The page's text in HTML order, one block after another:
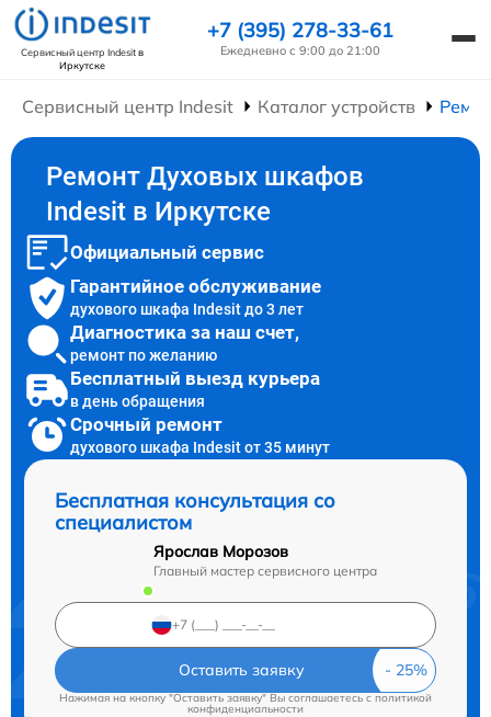
Сервисный центр Indesitв
Иркутске
+7 (395) 278-33-61
Ежедневно с 9:00 до 21:00
Сервисный центр Indesit Каталог устройств
Ремонт Духовых шкафов
Indesit в Иркутске
Официальный сервис
Гарантийное обслуживание
духового шкафа Indesit до 3 лет
Диагностика за наш счет,
ремонт по желанию
Бесплатный выезд курьера
в день обращения
Срочный ремонт
духового шкафа Indesit от 35 минут
Бесплатная консультация со
специалистом
Ярослав Морозов
Главный мастер сервисного центра
Оставить заявку
Нажимая на кнопку "Оставить заявку" Вы соглашаетесь cполитикой
конфиденциальности